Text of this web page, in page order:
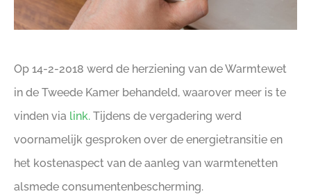
Op 14-2-2018 werd de herziening van de Warmtewet
in de Tweede Kamer behandeld, waarover meer is te
vinden via link. Tijdens de vergadering werd
voornamelijk gesproken over de energietransitie en
het kostenaspect van de aanleg van warmtenetten
alsmede consumentenbescherming.